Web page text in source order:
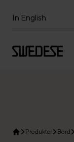
In English
Produkter Bord